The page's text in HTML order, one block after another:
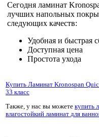
Сегодня ламинат
лучших напольных
следующих качеств:
Удобная и быстрая
Доступная цена
Простота ухода
Купить Ламинат Kronospan
33 класс
Также, у нас вы можете купить
влагостойкий ламинат для